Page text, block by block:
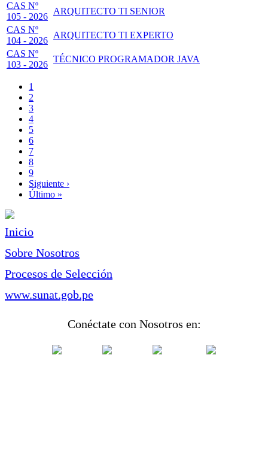
CAS Nº
105 - 2026
ARQUITECTO TI SENIOR
CAS Nº
104 - 2026
ARQUITECTO TI EXPERTO
CAS Nº
103 - 2026
TÉCNICO PROGRAMADOR JAVA
Paginación
Página
actual
1
Page
2
Page
3
Page
4
Page
5
Page
6
Page
7
Page
8
Page
9
Siguiente
página
Siguiente ›
Última
Último »
Inicio
Sobre Nosotros
Procesos de Selección
www.sunat.gob.pe
Conéctate con Nosotros en: